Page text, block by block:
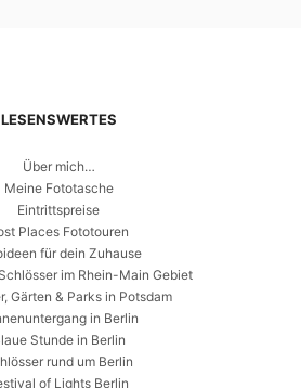
LESENSWERTES
Über mich…
Meine Fototasche
Eintrittspreise
Places Fototouren
für dein Zuhause
im Rhein-Main Gebiet
Gärten & Parks in Potsdam
in Berlin
Stunde in Berlin
rund um Berlin
of Lights Berlin